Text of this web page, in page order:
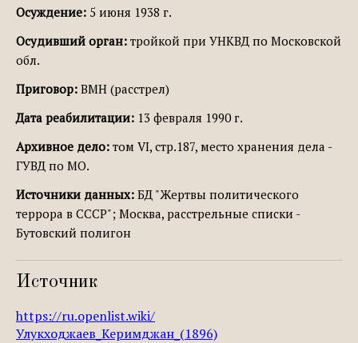
Осуждение: 5 июня 1938 г.
Осудивший орган: тройкой при УНКВД по Московской
обл.
Приговор: ВМН (расстрел)
Дата реабилитации: 13 февраля 1990 г.
Архивное дело: том VI, стр.187, место хранения дела -
ГУВД по МО.
Источники данных: БД "Жертвы политического
террора в СССР"; Москва, расстрельные списки -
Бутовский полигон
Источник
https://ru.openlist.wiki/
Улукходжаев_Керимджан_(1896)